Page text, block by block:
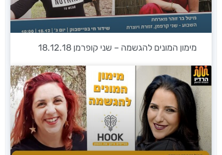
מימון המונים להגשמה – שני קופרמן 18.12.18